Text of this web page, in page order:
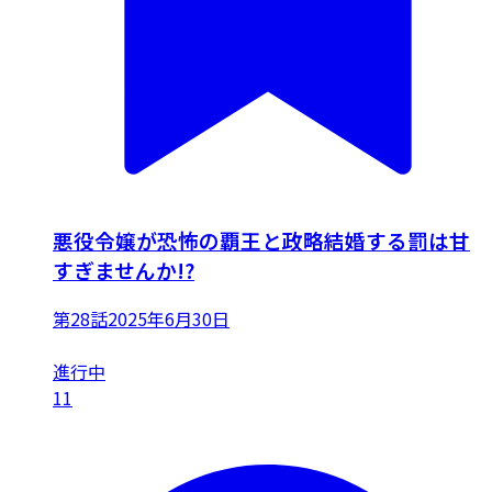
悪役令嬢が恐怖の覇王と政略結婚する罰は甘
すぎませんか!?
第28話2025年6月30日
進行中
11